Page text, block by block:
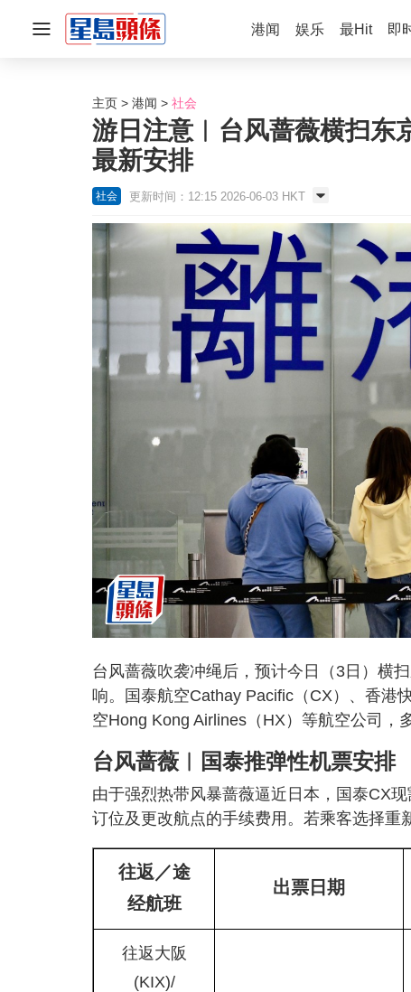
港闻 娱乐 最Hit 即
主页 港闻 社会
游日注意︱台风蔷薇横扫东
最新安排
社会 更新时间：12:15 2026-06-03 HKT
台风蔷薇吹袭冲绳后，预计今日（3日）横
响。国泰航空Cathay Pacific（CX）、香港
空Hong Kong Airlines（HX）等航空公司，
台风蔷薇︱国泰推弹性机票安排
由于强烈热带风暴蔷薇逼近日本，国泰CX
订位及更改航点的手续费用。若乘客选择重
往返／途
经航班
出票日期
往返大阪
(KIX)/